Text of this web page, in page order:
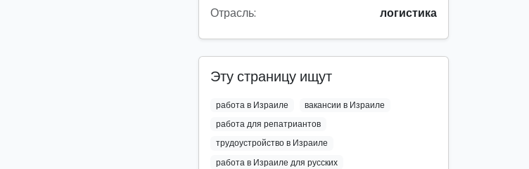
Отрасль:
логистика
Эту страницу ищут
работа в Израиле
вакансии в Израиле
работа для репатриантов
трудоустройство в Израиле
работа в Израиле для русских